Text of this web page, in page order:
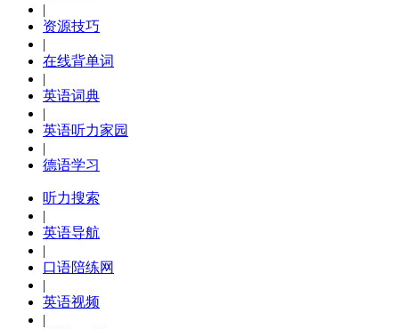
|
资源技巧
|
在线背单词
|
英语词典
|
英语听力家园
|
德语学习
听力搜索
|
英语导航
|
口语陪练网
|
英语视频
|